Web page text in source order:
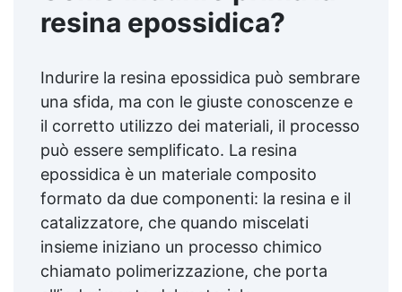
resina epossidica?
Indurire la resina epossidica può sembrare
una sfida, ma con le giuste conoscenze e
il corretto utilizzo dei materiali, il processo
può essere semplificato. La resina
epossidica è un materiale composito
formato da due componenti: la resina e il
catalizzatore, che quando miscelati
insieme iniziano un processo chimico
chiamato polimerizzazione, che porta